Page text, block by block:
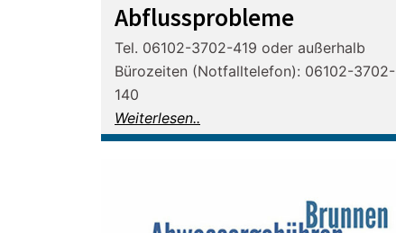
Abflussprobleme
Tel. 06102-3702-419 oder außerhalb
Bürozeiten (Notfalltelefon): 06102-3702-
140
Weiterlesen..